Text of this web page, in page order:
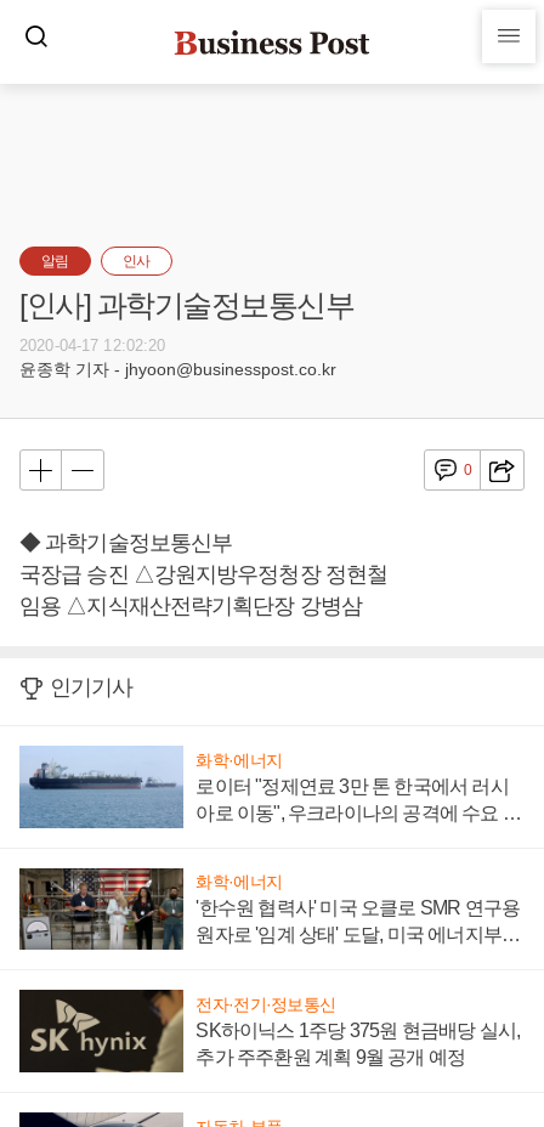
알림 인사
[인사] 과학기술정보통신부
2020-04-17 12:02:20
윤종학 기자 - jhyoon@businesspost.co.kr
0
◆ 과학기술정보통신부
국장급 승진 △강원지방우정청장 정현철
임용 △지식재산전략기획단장 강병삼
인기기사
화학·에너지
로이터 "정제연료 3만 톤 한국에서 러시
아로 이동", 우크라이나의 공격에 수요 늘
화학·에너지
'한수원 협력사' 미국 오클로 SMR 연구용
원자로 '임계 상태' 도달, 미국 에너지부
전자·전기·정보통신
SK하이닉스 1주당 375원 현금배당 실시,
추가 주주환원 계획 9월 공개 예정